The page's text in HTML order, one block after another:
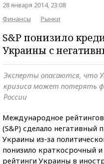
28 января 2014, 23:08
Финансы
Рынки
S&P понизило
Украины с
Эксперты опасаются, что
кризиса может потерять
России
Международное
(S&P) сделало негативный
Украины из-за
понизило краткосрочный
рейтинги Украины в